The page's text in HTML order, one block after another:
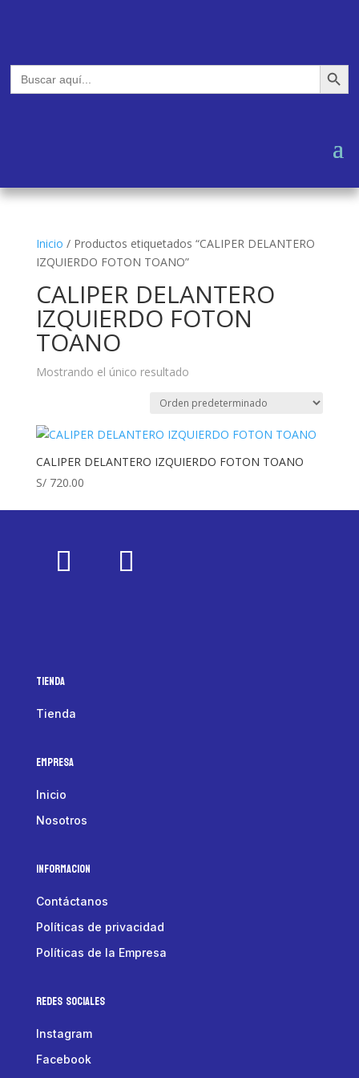
Buscar: Botón de
Inicio / Productos etiquetados “CALIPER DELANTERO
IZQUIERDO FOTON TOANO”
CALIPER DELANTERO
IZQUIERDO FOTON
TOANO
Mostrando el único resultado
CALIPER DELANTERO IZQUIERDO FOTON TOANO
S/720.00
Tienda
Tienda
Empresa
Inicio
Nosotros
Informacion
Contáctanos
Políticas de privacidad
Políticas de la Empresa
Redes Sociales
Instagram
Facebook